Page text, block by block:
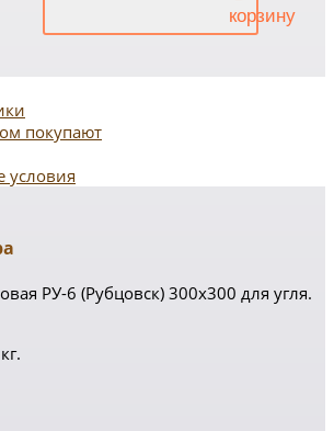
покупают
условия
РУ-6 (Рубцовск) 300х300 для угля.